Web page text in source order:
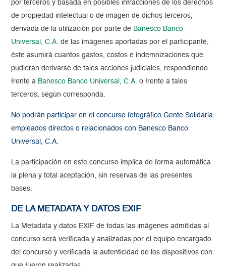
por terceros y basada en posibles infracciones de los derechos
de propiedad intelectual o de imagen de dichos terceros,
derivada de la utilización por parte de Banesco Banco
Universal, C.A. de las imágenes aportadas por el participante,
éste asumirá cuantos gastos, costos e indemnizaciones que
pudieran derivarse de tales acciones judiciales, respondiendo
frente a Banesco Banco Universal, C.A. o frente a tales
terceros, según corresponda.
No podrán participar en el concurso fotográfico Gente Solidaria
empleados directos o relacionados con Banesco Banco
Universal, C.A.
La participación en este concurso implica de forma automática
la plena y total aceptación, sin reservas de las presentes
bases.
DE LA METADATA Y DATOS EXIF
La Metadata y datos EXIF de todas las imágenes admitidas al
concurso será verificada y analizadas por el equipo encargado
del concurso y verificada la autenticidad de los dispositivos con